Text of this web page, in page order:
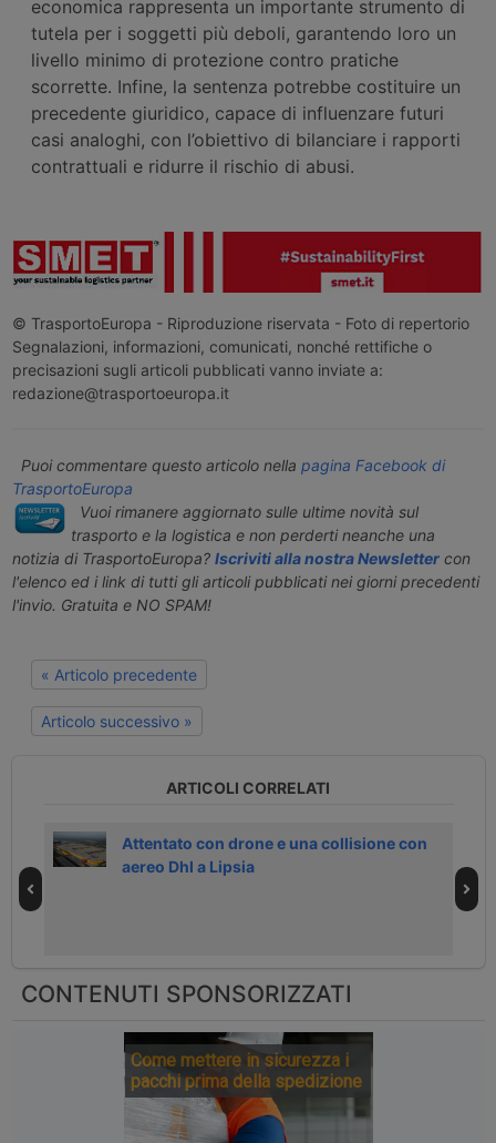
economica rappresenta un importante strumento di
tutela per i soggetti più deboli, garantendo loro un
livello minimo di protezione contro pratiche
scorrette. Infine, la sentenza potrebbe costituire un
precedente giuridico, capace di influenzare futuri
casi analoghi, con l’obiettivo di bilanciare i rapporti
contrattuali e ridurre il rischio di abusi.
© TrasportoEuropa - Riproduzione riservata - Foto di repertorio
Segnalazioni, informazioni, comunicati, nonché rettifiche o
precisazioni sugli articoli pubblicati vanno inviate a:
redazione@trasportoeuropa.it
Puoi commentare questo articolo nella pagina Facebook di
TrasportoEuropa
Vuoi rimanere aggiornato sulle ultime novità sul
trasporto e la logistica e non perderti neanche una
notizia di TrasportoEuropa? Iscriviti alla nostra Newslettercon
l'elenco ed i link di tutti gli articoli pubblicati nei giorni precedenti
l'invio. Gratuita e NO SPAM!
« Articolo precedente
Articolo successivo »
ARTICOLI CORRELATI
Attentato con drone e una collisione con
aereo Dhl a Lipsia
CONTENUTI SPONSORIZZATI
Come mettere in sicurezza i
pacchi prima della spedizione